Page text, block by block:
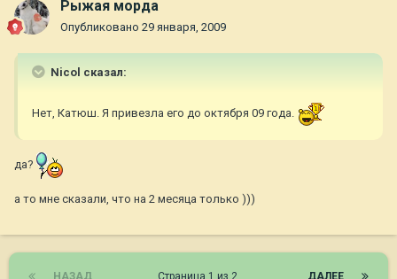
Рыжая морда
Опубликовано 29 января, 2009
Nicol сказал:
Нет, Катюш. Я привезла его до октября 09 года.
да?
а то мне сказали, что на 2 месяца только )))